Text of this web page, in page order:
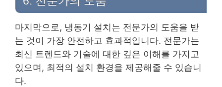
마지막으로, 냉동기 설치는 전문가의 도움을 받
는 것이 가장 안전하고 효과적입니다. 전문가는
최신 트렌드와 기술에 대한 깊은 이해를 가지고
있으며, 최적의 설치 환경을 제공해줄 수 있습니
다.